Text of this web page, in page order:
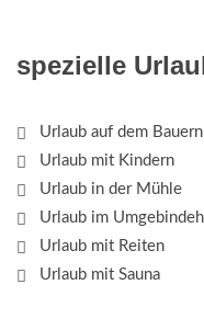
spezielle
Urlaub auf dem
Urlaub mit Kindern
Urlaub in der Mühle
Urlaub im
Urlaub mit Reiten
Urlaub mit Sauna